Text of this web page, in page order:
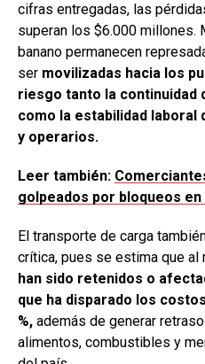
cifras entregadas, las
superan los $6.000 millones.
banano permanecen
ser movilizadas hacia los
riesgo tanto la continuidad
como la estabilidad
y operarios.
Leer también:
golpeados por bloqueos
El transporte de carga
crítica, pues se estima que al
han sido retenidos o
que ha disparado los
%, además de generar
alimentos, combustibles y